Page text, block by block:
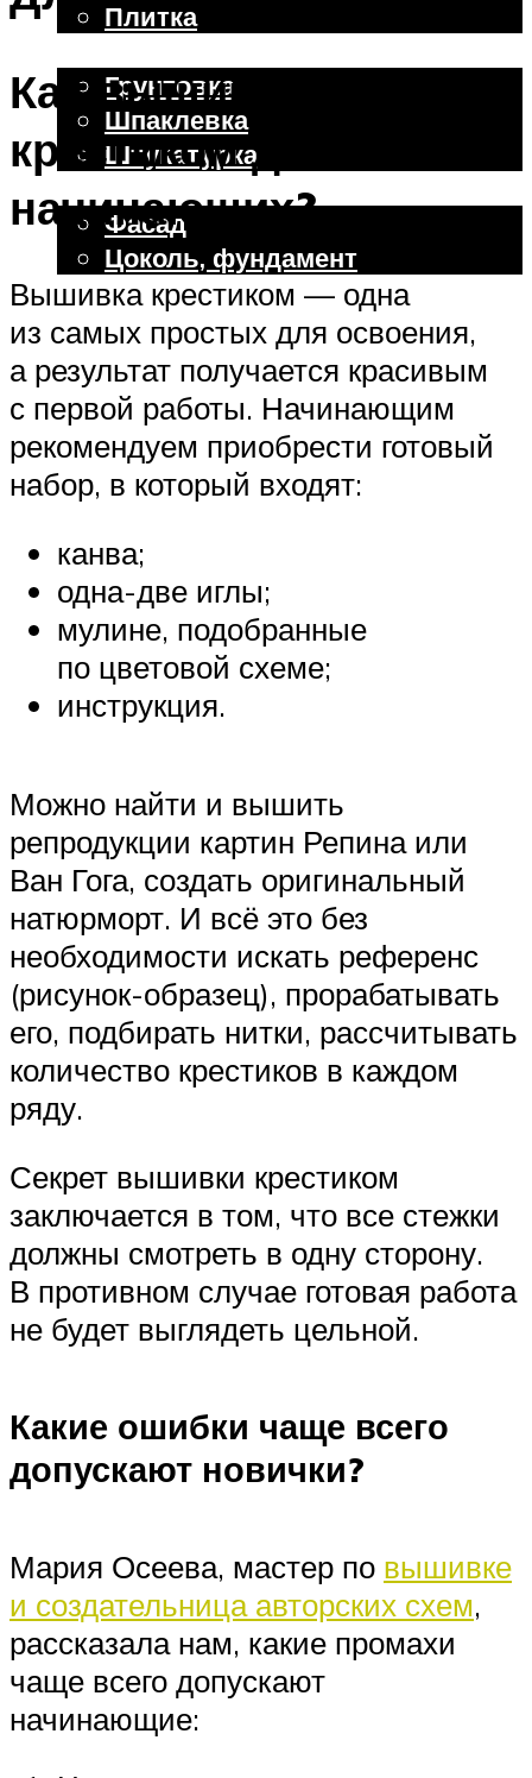
Плитка
Грунтовка
Шпаклевка
Штукатурка
Фасад
Цоколь, фундамент
Меню
Как вышивать
крестиком для
начинающих?
Вышивка крестиком — одна
из самых простых для освоения,
а результат получается красивым
с первой работы. Начинающим
рекомендуем приобрести готовый
набор, в который входят:
канва;
одна-две иглы;
мулине, подобранные
по цветовой схеме;
инструкция.
Можно найти и вышить
репродукции картин Репина или
Ван Гога, создать оригинальный
натюрморт. И всё это без
необходимости искать референс
(рисунок-образец), прорабатывать
его, подбирать нитки, рассчитывать
количество крестиков в каждом
ряду.
Секрет вышивки крестиком
заключается в том, что все стежки
должны смотреть в одну сторону.
В противном случае готовая работа
не будет выглядеть цельной.
Какие ошибки чаще всего
допускают новички?
Мария Осеева, мастер по вышивке
и создательница авторских схем,
рассказала нам, какие промахи
чаще всего допускают
начинающие: